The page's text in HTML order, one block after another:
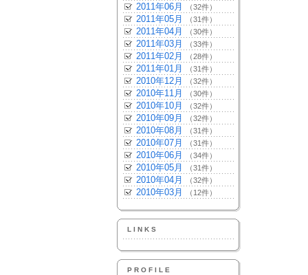
2011年06月 （32件）
2011年05月 （31件）
2011年04月 （30件）
2011年03月 （33件）
2011年02月 （28件）
2011年01月 （31件）
2010年12月 （32件）
2010年11月 （30件）
2010年10月 （32件）
2010年09月 （32件）
2010年08月 （31件）
2010年07月 （31件）
2010年06月 （34件）
2010年05月 （31件）
2010年04月 （32件）
2010年03月 （12件）
LINKS
PROFILE